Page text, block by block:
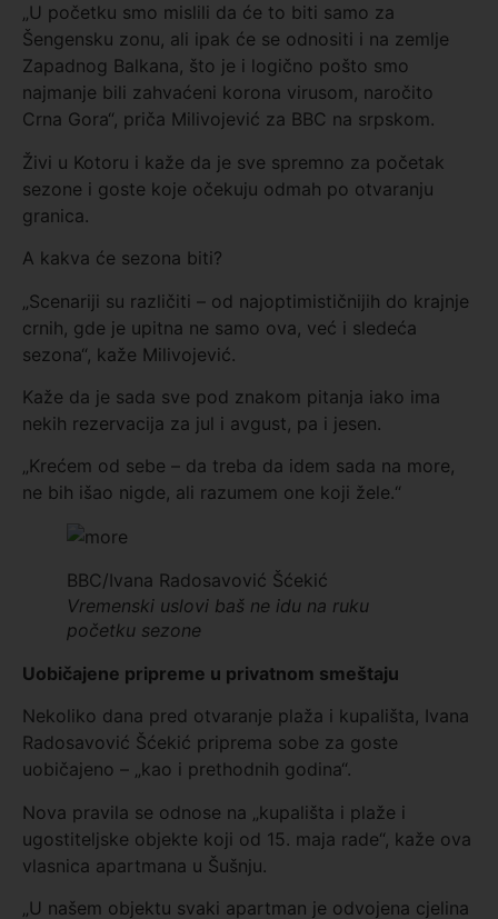
„U početku smo mislili da će to biti samo za
Šengensku zonu, ali ipak će se odnositi i na zemlje
Zapadnog Balkana, što je i logično pošto smo
najmanje bili zahvaćeni korona virusom, naročito
Crna Gora“, priča Milivojević za BBC na srpskom.
Živi u Kotoru i kaže da je sve spremno za početak
sezone i goste koje očekuju odmah po otvaranju
granica.
A kakva će sezona biti?
„Scenariji su različiti – od najoptimističnijih do krajnje
crnih, gde je upitna ne samo ova, već i sledeća
sezona“, kaže Milivojević.
Kaže da je sada sve pod znakom pitanja iako ima
nekih rezervacija za jul i avgust, pa i jesen.
„Krećem od sebe – da treba da idem sada na more,
ne bih išao nigde, ali razumem one koji žele.“
BBC/Ivana Radosavović Šćekić
Vremenski uslovi baš ne idu na ruku
početku sezone
Uobičajene pripreme u privatnom smeštaju
Nekoliko dana pred otvaranje plaža i kupališta, Ivana
Radosavović Šćekić priprema sobe za goste
uobičajeno – „kao i prethodnih godina“.
Nova pravila se odnose na „kupališta i plaže i
ugostiteljske objekte koji od 15. maja rade“, kaže ova
vlasnica apartmana u Šušnju.
„U našem objektu svaki apartman je odvojena cjelina